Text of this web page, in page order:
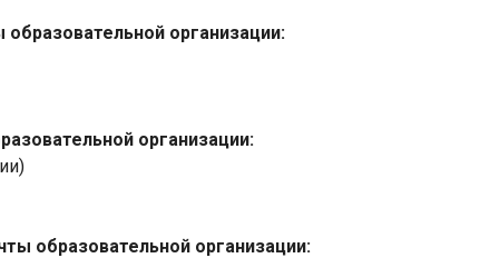
организации:
организации:
образовательной организации: